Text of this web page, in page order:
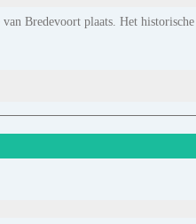
Bredevoort plaats. Het